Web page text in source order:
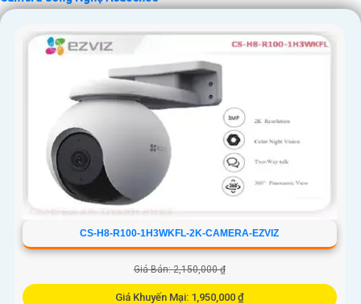
CS-H8-R100-1H3WKFL-2K-CAMERA-EZVIZ
Giá Bán: 2,150,000 ₫
Giá Khuyến Mại: 1,950,000 ₫